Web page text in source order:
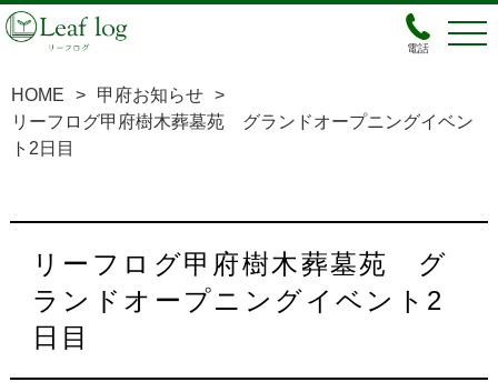
電話
HOME > 甲府お知らせ >
リーフログ甲府樹木葬墓苑 グランドオープニングイベン
ト2日目
リーフログ甲府樹木葬墓苑 グ
ランドオープニングイベント2
日目